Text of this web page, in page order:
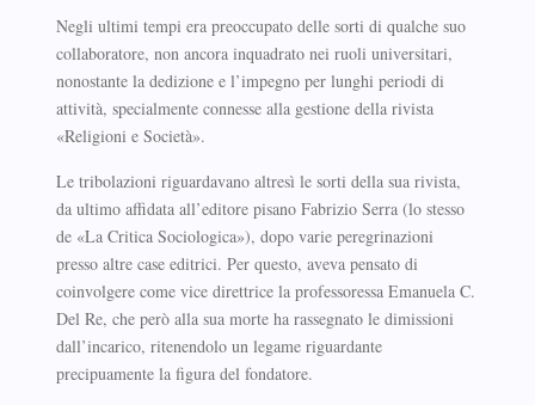
Negli ultimi tempi era preoccupato delle sorti di qualche suo
collaboratore, non ancora inquadrato nei ruoli universitari,
nonostante la dedizione e l’impegno per lunghi periodi di
attività, specialmente connesse alla gestione della rivista
«Religioni e Società».
Le tribolazioni riguardavano altresì le sorti della sua rivista,
da ultimo affidata all’editore pisano Fabrizio Serra (lo stesso
de «La Critica Sociologica»), dopo varie peregrinazioni
presso altre case editrici. Per questo, aveva pensato di
coinvolgere come vice direttrice la professoressa Emanuela C.
Del Re, che però alla sua morte ha rassegnato le dimissioni
dall’incarico, ritenendolo un legame riguardante
precipuamente la figura del fondatore.